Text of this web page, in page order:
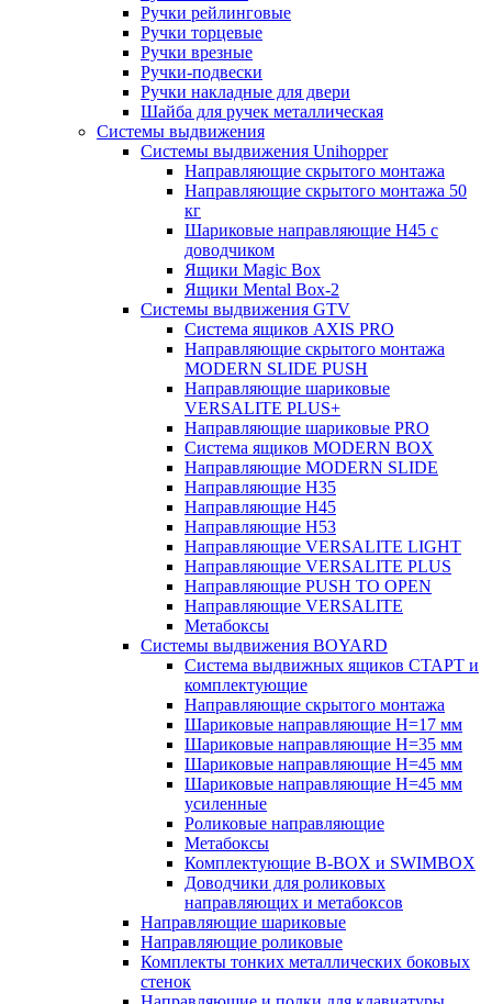
Ручки рейлинговые
Ручки торцевые
Ручки врезные
Ручки-подвески
Ручки накладные для двери
Шайба для ручек металлическая
Системы выдвижения
Системы выдвижения Unihopper
Направляющие скрытого монтажа
Направляющие скрытого монтажа 50
кг
Шариковые направляющие H45 с
доводчиком
Ящики Magic Box
Ящики Mental Box-2
Системы выдвижения GTV
Система ящиков AXIS PRO
Направляющие скрытого монтажа
MODERN SLIDE PUSH
Направляющие шариковые
VERSALITE PLUS+
Направляющие шариковые PRO
Система ящиков MODERN BOX
Направляющие MODERN SLIDE
Направляющие H35
Направляющие H45
Направляющие H53
Направляющие VERSALITE LIGHT
Направляющие VERSALITE PLUS
Направляющие PUSH TO OPEN
Направляющие VERSALITE
Метабоксы
Системы выдвижения BOYARD
Система выдвижных ящиков СТАРТ и
комплектующие
Направляющие скрытого монтажа
Шариковые направляющие H=17 мм
Шариковые направляющие H=35 мм
Шариковые направляющие H=45 мм
Шариковые направляющие H=45 мм
усиленные
Роликовые направляющие
Метабоксы
Комплектующие B-BOX и SWIMBOX
Доводчики для роликовых
направляющих и метабоксов
Направляющие шариковые
Направляющие роликовые
Комплекты тонких металлических боковых
стенок